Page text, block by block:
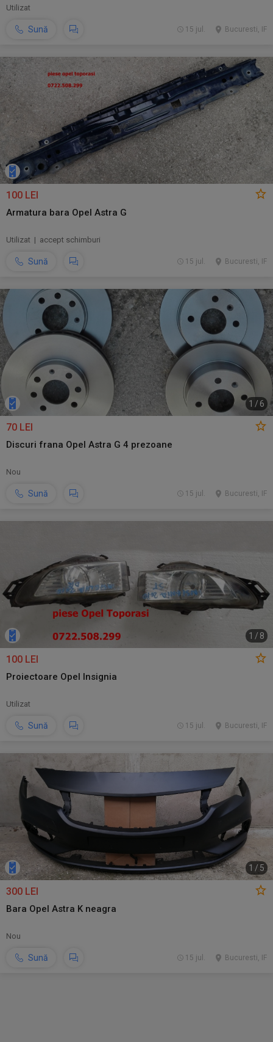
Utilizat
Sună Bucuresti, IF
15 jul.
100 LEI
Armatura bara Opel Astra G
Utilizat | accept schimburi
Sună Bucuresti, IF
15 jul.
1 / 6
70 LEI
Discuri frana Opel Astra G 4 prezoane
Nou
Sună Bucuresti, IF
15 jul.
1 / 8
100 LEI
Proiectoare Opel Insignia
Utilizat
Sună Bucuresti, IF
15 jul.
1 / 5
300 LEI
Bara Opel Astra K neagra
Nou
Sună Bucuresti, IF
15 jul.